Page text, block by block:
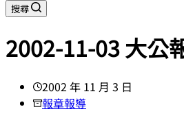
搜尋
2002-11-03 大公
2002 年 11 月 3 日
報章報導